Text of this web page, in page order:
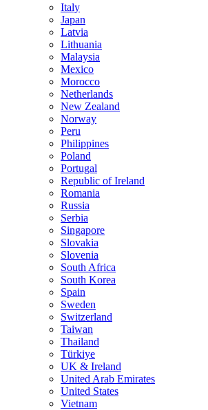
Italy
Japan
Latvia
Lithuania
Malaysia
Mexico
Morocco
Netherlands
New Zealand
Norway
Peru
Philippines
Poland
Portugal
Republic of Ireland
Romania
Russia
Serbia
Singapore
Slovakia
Slovenia
South Africa
South Korea
Spain
Sweden
Switzerland
Taiwan
Thailand
Türkiye
UK & Ireland
United Arab Emirates
United States
Vietnam